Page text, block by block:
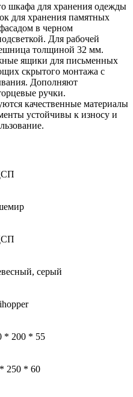
шкафа для хранения одежды
для хранения памятных
в черном
Для рабочей
толщиной 32 мм.
ящики для письменных
скрытого монтажа с
Дополняют
ручки.
качественные материалы
устойчивы к износу и
серый
* 200 * 55
250 * 60